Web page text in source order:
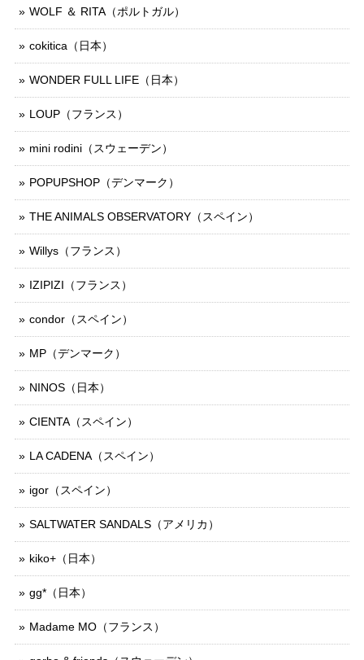
WOLF ＆ RITA（ポルトガル）
cokitica（日本）
WONDER FULL LIFE（日本）
LOUP（フランス）
mini rodini（スウェーデン）
POPUPSHOP（デンマーク）
THE ANIMALS OBSERVATORY（スペイン）
Willys（フランス）
IZIPIZI（フランス）
condor（スペイン）
MP（デンマーク）
NINOS（日本）
CIENTA（スペイン）
LA CADENA（スペイン）
igor（スペイン）
SALTWATER SANDALS（アメリカ）
kiko+（日本）
gg*（日本）
Madame MO（フランス）